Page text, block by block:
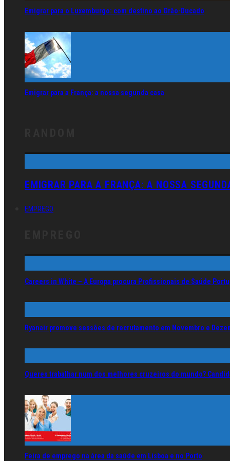
Emigrar para o Luxemburgo: com destino ao Grão-Ducado
Emigrar para a França: a nossa segunda casa
EMIGRAR PARA A FRANÇA: A NOSSA
EMPREGO
Careers in White – A Europa procura Profissionais de Saúde
Ryanair promove sessões de recrutamento em Novembro e
Queres trabalhar num dos melhores cruzeiros do mundo?
Feira de emprego na área da saúde em Lisboa e no Porto